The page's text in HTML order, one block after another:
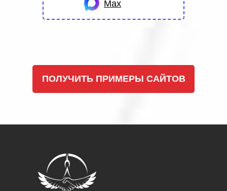
Max
ПОЛУЧИТЬ ПРИМЕРЫ САЙТОВ